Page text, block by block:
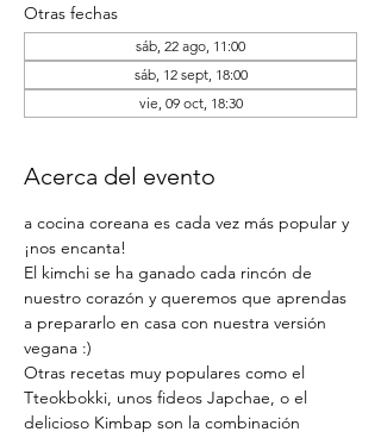
Otras fechas
sáb, 22 ago, 11:00
sáb, 12 sept, 18:00
vie, 09 oct, 18:30
Acerca del evento
a cocina coreana es cada vez más popular y
¡nos encanta!
El kimchi se ha ganado cada rincón de
nuestro corazón y queremos que aprendas
a prepararlo en casa con nuestra versión
vegana :)
Otras recetas muy populares como el
Tteokbokki, unos fideos Japchae, o el
delicioso Kimbap son la combinación